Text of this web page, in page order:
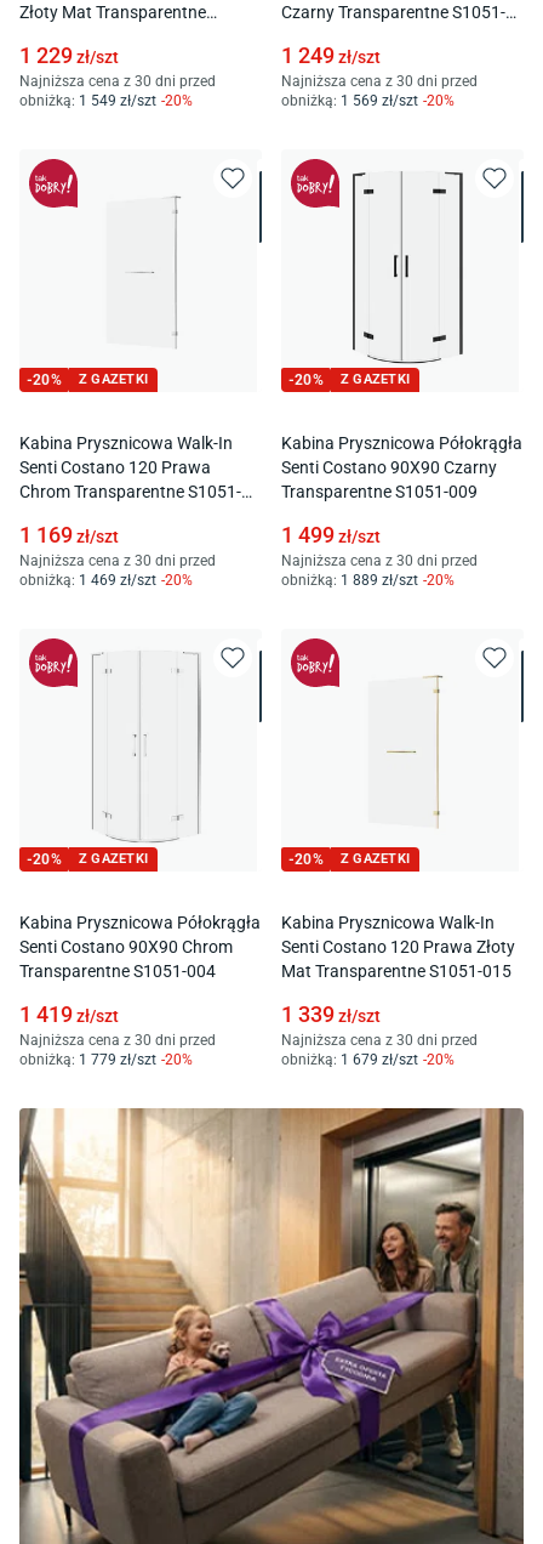
Złoty Mat Transparentne
1 229zł/szt
Najniższa cena z 30 dni przed
obniżką: 1 549 zł/szt -20%
Czarny Transparentne S1051-
1 249zł/szt
Najniższa cena z 30 dni przed
obniżką: 1 569 zł/szt -20%
-20% Z GAZETKI
Kabina Prysznicowa Walk-In
Senti Costano 120 Prawa
Chrom Transparentne S1051-
1 169zł/szt
Najniższa cena z 30 dni przed
obniżką: 1 469 zł/szt -20%
-20% Z GAZETKI
Kabina Prysznicowa Półokrągła
Senti Costano 90X90 Czarny
Transparentne S1051-009
1 499zł/szt
Najniższa cena z 30 dni przed
obniżką: 1 889 zł/szt -20%
-20% Z GAZETKI
Kabina Prysznicowa Półokrągła
Senti Costano 90X90 Chrom
Transparentne S1051-004
1 419zł/szt
Najniższa cena z 30 dni przed
obniżką: 1 779 zł/szt -20%
-20% Z GAZETKI
Kabina Prysznicowa Walk-In
Senti Costano 120 Prawa Złoty
Mat Transparentne S1051-015
1 339zł/szt
Najniższa cena z 30 dni przed
obniżką: 1 679 zł/szt -20%